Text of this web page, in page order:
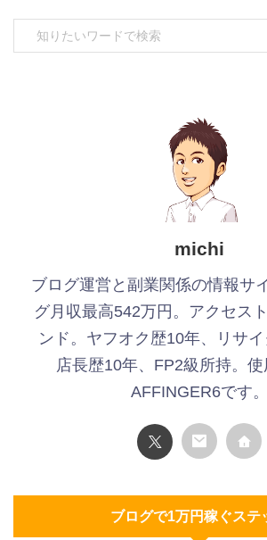
michi
ブログ運営と副業関係の情報サ
グ月収最高542万円。アクセス
ンド。ヤフオク歴10年、リサ
店長歴10年、FP2級所持。
AFFINGER6です。
ブログで1万円稼ぐステ